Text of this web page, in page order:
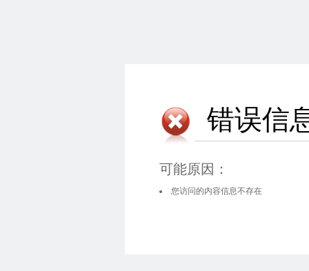
错误信
可能原因：
您访问的内容信息不存在